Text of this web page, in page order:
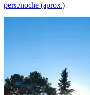
pers./noche (aprox.)